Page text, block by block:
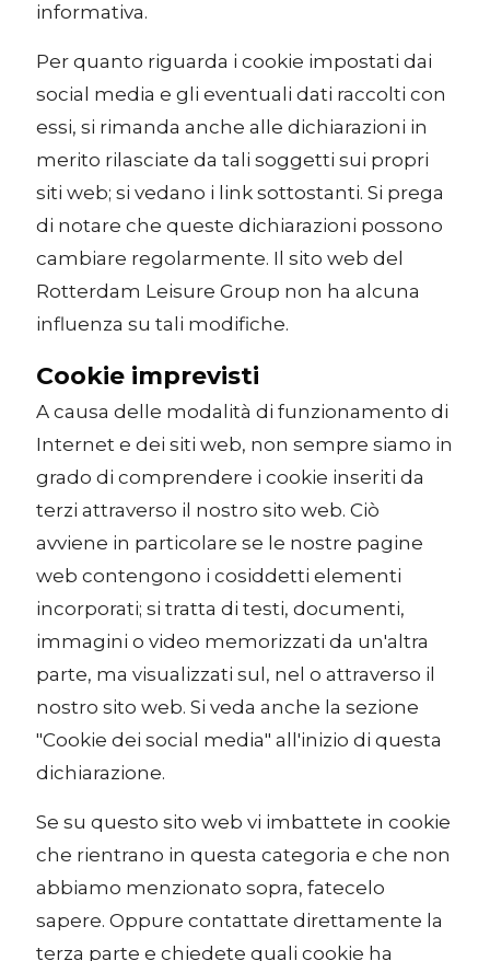
informativa.
Per quanto riguarda i cookie impostati dai
social media e gli eventuali dati raccolti con
essi, si rimanda anche alle dichiarazioni in
merito rilasciate da tali soggetti sui propri
siti web; si vedano i link sottostanti. Si prega
di notare che queste dichiarazioni possono
cambiare regolarmente. Il sito web del
Rotterdam Leisure Group non ha alcuna
influenza su tali modifiche.
Cookie imprevisti
A causa delle modalità di funzionamento di
Internet e dei siti web, non sempre siamo in
grado di comprendere i cookie inseriti da
terzi attraverso il nostro sito web. Ciò
avviene in particolare se le nostre pagine
web contengono i cosiddetti elementi
incorporati; si tratta di testi, documenti,
immagini o video memorizzati da un'altra
parte, ma visualizzati sul, nel o attraverso il
nostro sito web. Si veda anche la sezione
"Cookie dei social media" all'inizio di questa
dichiarazione.
Se su questo sito web vi imbattete in cookie
che rientrano in questa categoria e che non
abbiamo menzionato sopra, fatecelo
sapere. Oppure contattate direttamente la
terza parte e chiedete quali cookie ha